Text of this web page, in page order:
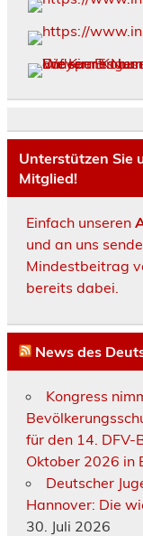
Unterstützen Sie
Mitglied!
Einfach unseren
und an uns
Mindestbeitrag
bereits dabei.
News des
Kongress
für den 14. DFV-
Oktober 2026 in
Deutscher
Hannover: Die
30. Juli 2026